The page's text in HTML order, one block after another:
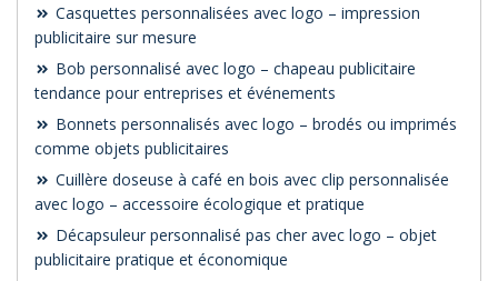
Casquettes personnalisées avec logo – impression
publicitaire sur mesure
Bob personnalisé avec logo – chapeau publicitaire
tendance pour entreprises et événements
Bonnets personnalisés avec logo – brodés ou imprimés
comme objets publicitaires
Cuillère doseuse à café en bois avec clip personnalisée
avec logo – accessoire écologique et pratique
Décapsuleur personnalisé pas cher avec logo – objet
publicitaire pratique et économique